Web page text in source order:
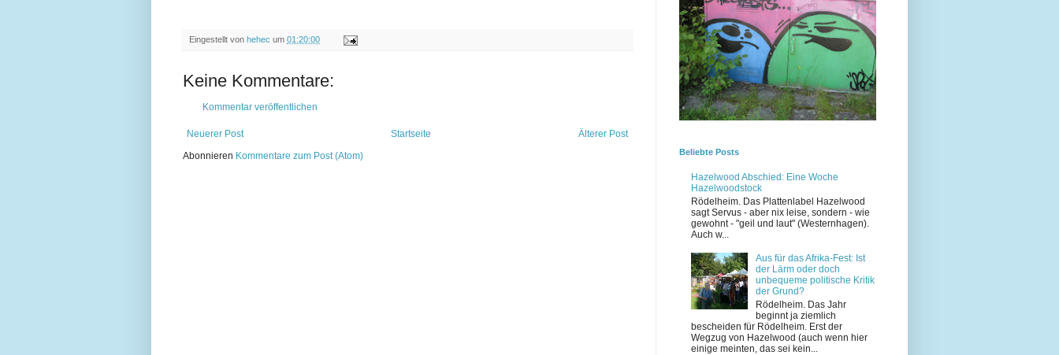
Eingestellt von hehec um 01:20:00
Keine Kommentare:
Kommentar veröffentlichen
Neuerer Post Älterer Post
Startseite
Abonnieren Kommentare zum Post (Atom) Beliebte Posts
Hazelwood Abschied: Eine Woche
Hazelwoodstock
Rödelheim. Das Plattenlabel Hazelwood
sagt Servus - aber nix leise, sondern - wie
gewohnt - "geil und laut" (Westernhagen).
Auch w...
Aus für das Afrika-Fest: Ist
der Lärm oder doch
unbequeme politische Kritik
der Grund?
Rödelheim. Das Jahr
beginnt ja ziemlich
bescheiden für Rödelheim. Erst der
Wegzug von Hazelwood (auch wenn hier
einige meinten, das sei kein...